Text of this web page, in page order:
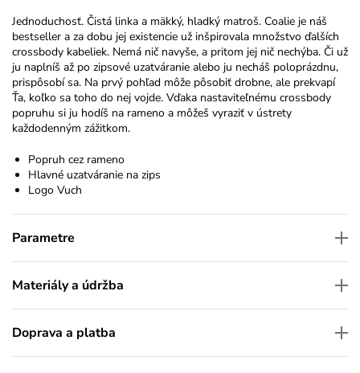
Jednoduchosť. Čistá linka a mäkký, hladký matroš. Coalie je náš
bestseller a za dobu jej existencie už inšpirovala množstvo ďalších
crossbody kabeliek. Nemá nič navyše, a pritom jej nič nechýba. Či už
ju naplníš až po zipsové uzatváranie alebo ju necháš poloprázdnu,
prispôsobí sa. Na prvý pohľad môže pôsobiť drobne, ale prekvapí
Ťa, koľko sa toho do nej vojde. Vďaka nastaviteľnému crossbody
popruhu si ju hodíš na rameno a môžeš vyraziť v ústrety
každodenným zážitkom.
Popruh cez rameno
Hlavné uzatváranie na zips
Logo Vuch
Parametre
Materiály a údržba
Doprava a platba